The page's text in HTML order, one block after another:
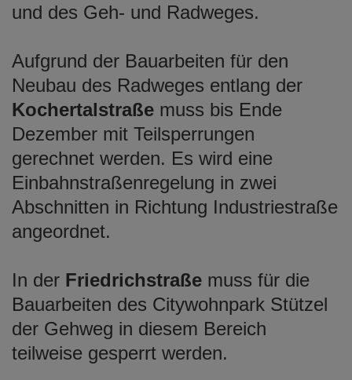
und des Geh- und Radweges.
Aufgrund der Bauarbeiten für den
Neubau des Radweges entlang der
Kochertalstraße muss bis Ende
Dezember mit Teilsperrungen
gerechnet werden. Es wird eine
Einbahnstraßenregelung in zwei
Abschnitten in Richtung Industriestraße
angeordnet.
In der Friedrichstraße muss für die
Bauarbeiten des Citywohnpark Stützel
der Gehweg in diesem Bereich
teilweise gesperrt werden.